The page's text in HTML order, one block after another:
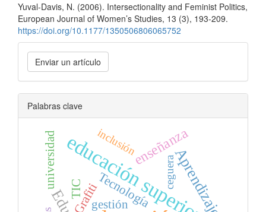
Yuval-Davis, N. (2006). Intersectionality and Feminist Politics,
European Journal of Women’s Studies, 13 (3), 193-209.
https://doi.org/10.1177/1350506806065752
Enviar
un
artículo
Enviar un artículo
Palabras clave
educación superior
Aprendizaje
enseñanza
universidad
Tecnología
gestión
Grafiti
TIC ceguera
inclusión